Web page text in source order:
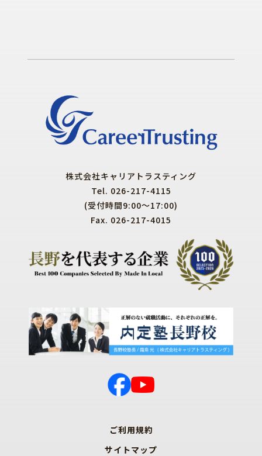
株式会社キャリアトラスティング
Tel. 026-217-4115
(受付時間9:00～17:00)
Fax. 026-217-4015
ご利用規約
サイトマップ